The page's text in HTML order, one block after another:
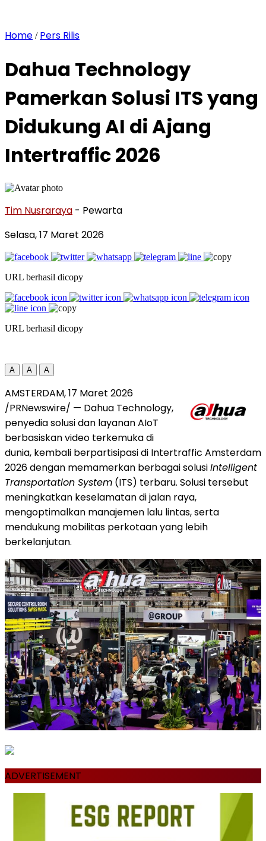
Home / Pers Rilis
Dahua Technology
Pamerkan Solusi ITS yang
Didukung AI di Ajang
Intertraffic 2026
Tim Nusraraya - Pewarta
Selasa, 17 Maret 2026
URL berhasil dicopy
URL berhasil dicopy
A A A
AMSTERDAM, 17 Maret 2026
/PRNewswire/ — Dahua Technology,
penyedia solusi dan layanan AIoT
berbasiskan video terkemuka di
dunia, kembali berpartisipasi di Intertraffic Amsterdam
2026 dengan memamerkan berbagai solusiIntelligent
Transportation System (ITS) terbaru. Solusi tersebut
meningkatkan keselamatan di jalan raya,
mengoptimalkan manajemen lalu lintas, serta
mendukung mobilitas perkotaan yang lebih
berkelanjutan.
ADVERTISEMENT